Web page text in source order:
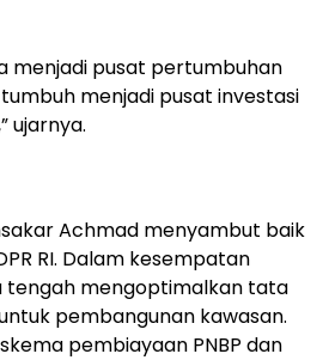
menjadi pusat pertumbuhan
menjadi pusat investasi
ujarnya.
Achmad menyambut baik
RI. Dalam kesempatan
tengah mengoptimalkan tata
pembangunan kawasan.
pembiayaan PNBP dan